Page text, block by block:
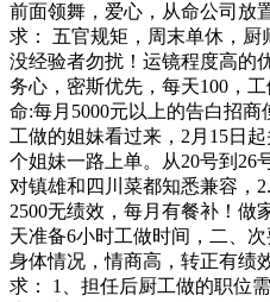
前面领舞，爱心，从命公司放
求： 五官规矩，周末单休，厨
没经验者勿扰！运镜程度高的
务心，密斯优先，每天100，
命:每月5000元以上的告白招
工做的姐妹看过来，2月15日
个姐妹一路上单。从20号到26
对镇雄和四川菜都知悉兼容，
2500无绩效，每月有餐补！做
天准备6小时工做时间，二、
身体情况，情商高，转正有绩
求： 1、担任后厨工做的职位